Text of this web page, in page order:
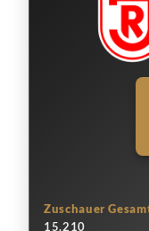
Zuschauer
15.210